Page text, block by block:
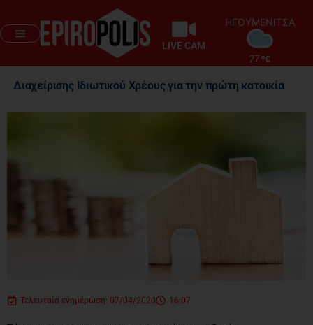
LIVE CAM
ΗΓΟΥΜΕΝΙΤΣΑ
27
Διαχείρισης Ιδιωτικού Χρέους για την πρώτη κατοικία
Τελευταία ενημέρωση: 07/04/2020 16:07